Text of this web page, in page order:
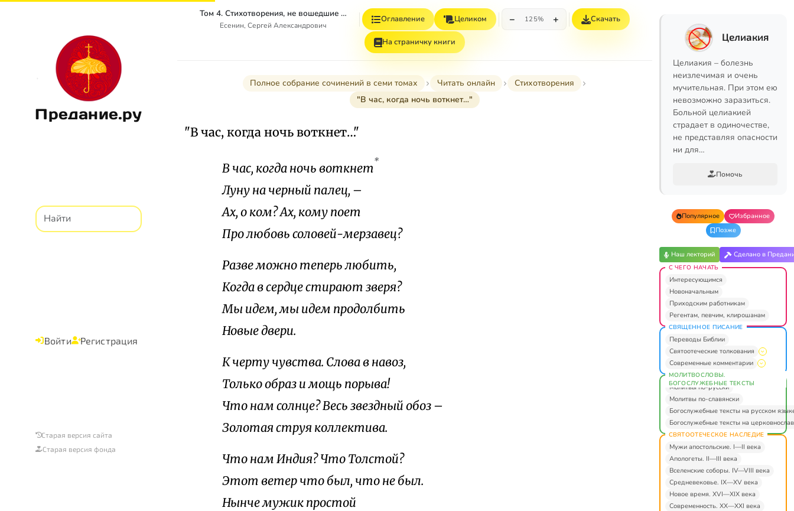
Предание.ру
Войти Регистрация
Старая версия сайта
Старая версия фонда
Том 4. Стихотворения, не вошедшие в Собрание сочинений
Есенин, Сергей Александрович
Оглавление Целиком − 125% + Скачать
На страничку книги
Полное собрание сочинений в семи томах Читать онлайн
Стихотворения
"В час, когда ночь воткнет…"
"В час, когда ночь воткнет…"
В час, когда ночь воткнет*
Луну на черный палец, –
Ах, о ком? Ах, кому поет
Про любовь соловей-мерзавец?
Разве можно теперь любить,
Когда в сердце стирают зверя?
Мы идем, мы идем продолбить
Новые двери.
К черту чувства. Слова в навоз,
Только образ и мощь порыва!
Что нам солнце? Весь звездный обоз –
Золотая струя коллектива.
Что нам Индия? Что Толстой?
Этот ветер что был, что не был.
Нынче мужик простой
Целиакия
Целиакия – болезнь
неизлечимая и очень
мучительная. При этом ею
невозможно заразиться.
Больной целиакией
страдает в одиночестве,
не представляя опасности
ни для…
Помочь
Популярное
Избранное
Позже
Наш лекторий Сделано в
С ЧЕГО НАЧАТЬ
Интересующимся
Новоначальным
Приходским работникам
Регентам, певчим, клирошанам
СВЯЩЕННОЕ ПИСАНИЕ
Переводы Библии
Святоотеческие толкования
Современные комментарии
МОЛИТВОСЛОВЫ.
БОГОСЛУЖЕБНЫЕ ТЕКСТЫ
Молитвы по-русски
Молитвы по-славянски
Богослужебные тексты на русском
Богослужебные тексты на
СВЯТООТЕЧЕСКОЕ НАСЛЕДИЕ
Мужи апостольские. I—II века
Апологеты. II—III века
Вселенские соборы. IV—VIII века
Средневековье. IX—XV века
Новое время. XVI—XIX века
Современность. XX—XXI века